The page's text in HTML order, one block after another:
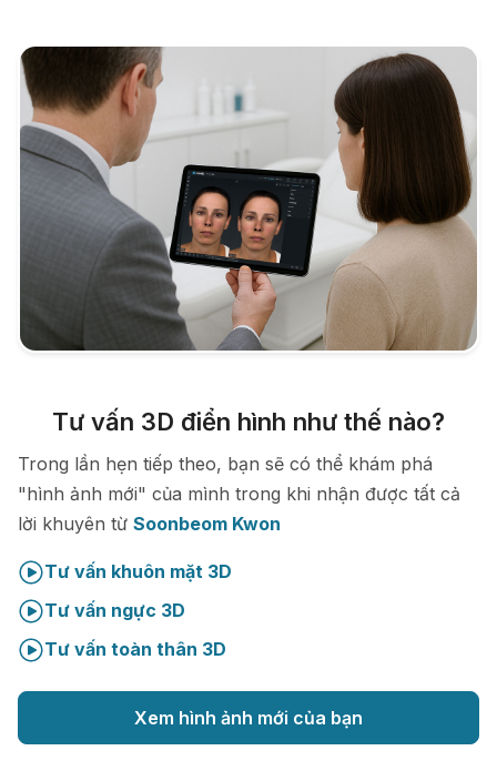
Tư vấn 3D điển hình như thế nào?
Trong lần hẹn tiếp theo, bạn sẽ có thể khám phá
"hình ảnh mới" của mình trong khi nhận được tất cả
lời khuyên từ Soonbeom Kwon
Tư vấn khuôn mặt 3D
Tư vấn ngực 3D
Tư vấn toàn thân 3D
Xem hình ảnh mới của bạn